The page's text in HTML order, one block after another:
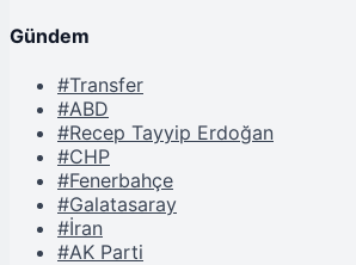
Gündem
#Transfer
#ABD
#Recep Tayyip Erdoğan
#CHP
#Fenerbahçe
#Galatasaray
#İran
#AK Parti